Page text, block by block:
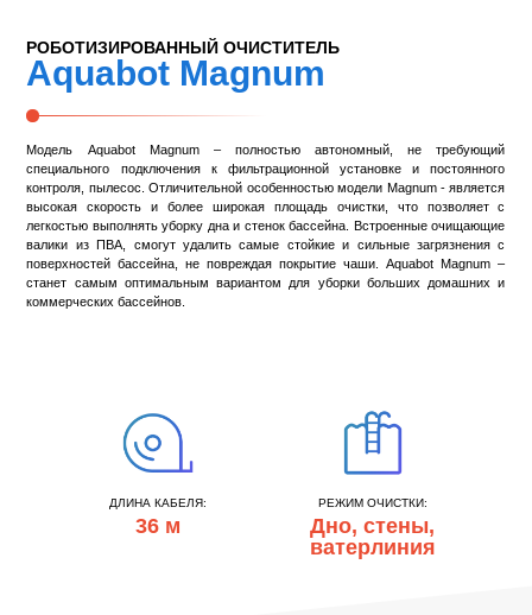
РОБОТИЗИРОВАННЫЙ ОЧИСТИТЕЛЬ
Aquabot Magnum
Модель Aquabot Magnum – полностью автономный, не требующий
специального подключения к фильтрационной установке и постоянного
контроля, пылесос. Отличительной особенностью модели Magnum - является
высокая скорость и более широкая площадь очистки, что позволяет с
легкостью выполнять уборку дна и стенок бассейна. Встроенные очищающие
валики из ПВА, смогут удалить самые стойкие и сильные загрязнения с
поверхностей бассейна, не повреждая покрытие чаши. Aquabot Magnum –
станет самым оптимальным вариантом для уборки больших домашних и
коммерческих бассейнов.
ДЛИНА КАБЕЛЯ:
36 м
РЕЖИМ ОЧИСТКИ:
Дно, стены,
ватерлиния